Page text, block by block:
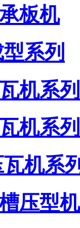
板机
系列
机系列
机系列
机系
压型机